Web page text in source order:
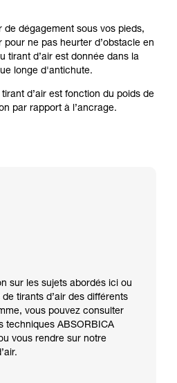
de dégagement sous vos pieds,
ne pas heurter d’obstacle en
tirant d’air est donnée dans la
longe d'antichute.
d’air est fonction du poids de
par rapport à l’ancrage.
sur les sujets abordés ici ou
tirants d’air des différents
vous pouvez consulter
techniques ABSORBICA
vous rendre sur notre